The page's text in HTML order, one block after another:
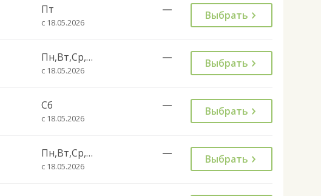
Пт
с 18.05.2026
— Выбрать
Пн,Вт,Ср,Чт,Сб,Вс
с 18.05.2026
— Выбрать
Сб
с 18.05.2026
— Выбрать
Пн,Вт,Ср,Чт
с 18.05.2026
— Выбрать